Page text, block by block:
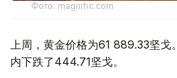
Фото: magnific.com
上周，黄金价格为61 889.33坚戈
内下跌了444.71坚戈。